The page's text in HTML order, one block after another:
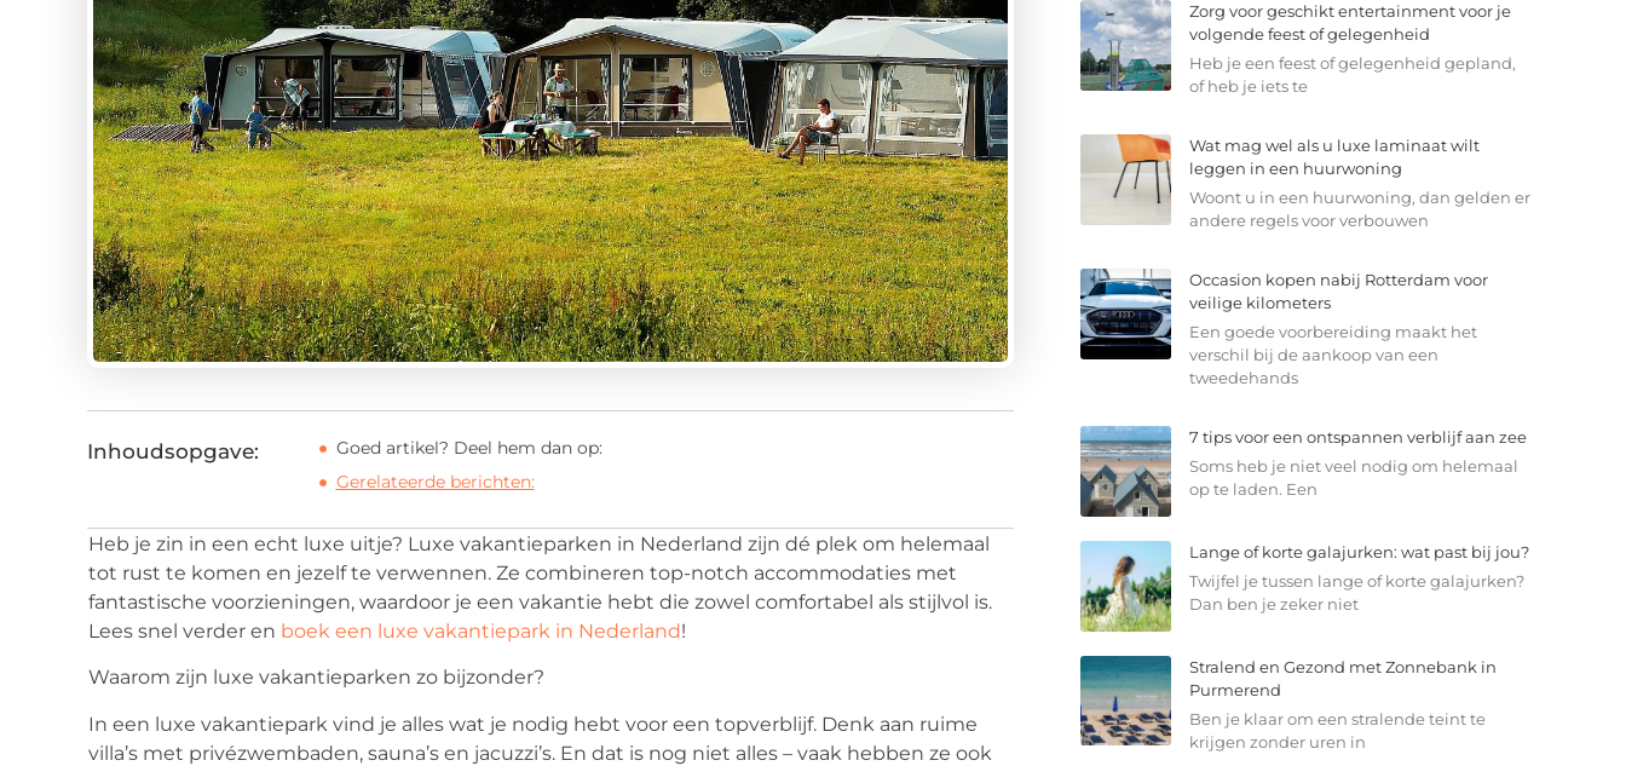
Inhoudsopgave:
Goed artikel? Deel hem dan op:
Gerelateerde berichten:
Heb je zin in een echt luxe uitje? Luxe vakantieparken in Nederland zijn dé plek om helemaal
tot rust te komen en jezelf te verwennen. Ze combineren top-notch accommodaties met
fantastische voorzieningen, waardoor je een vakantie hebt die zowel comfortabel als stijlvol is.
Lees snel verder en boek een luxe vakantiepark in Nederland!
Waarom zijn luxe vakantieparken zo bijzonder?
In een luxe vakantiepark vind je alles wat je nodig hebt voor een topverblijf. Denk aan ruime
villa’s met privézwembaden, sauna’s en jacuzzi’s. En dat is nog niet alles – vaak hebben ze ook
Zorg voor geschikt entertainment voor je
volgende feest of gelegenheid
Heb je een feest of gelegenheid gepland,
of heb je iets te
Wat mag wel als u luxe laminaat wilt
leggen in een huurwoning
Woont u in een huurwoning, dan gelden er
andere regels voor verbouwen
Occasion kopen nabij Rotterdam voor
veilige kilometers
Een goede voorbereiding maakt het
verschil bij de aankoop van een
tweedehands
7 tips voor een ontspannen verblijf aan zee
Soms heb je niet veel nodig om helemaal
op te laden. Een
Lange of korte galajurken: wat past bij jou?
Twijfel je tussen lange of korte galajurken?
Dan ben je zeker niet
Stralend en Gezond met Zonnebank in
Purmerend
Ben je klaar om een stralende teint te
krijgen zonder uren in